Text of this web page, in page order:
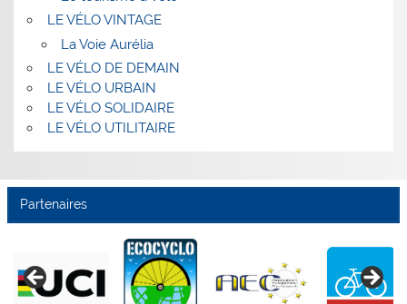
LE VÉLO VINTAGE
La Voie Aurélia
LE VÉLO DE DEMAIN
LE VÉLO URBAIN
LE VÉLO SOLIDAIRE
LE VÉLO UTILITAIRE
Partenaires